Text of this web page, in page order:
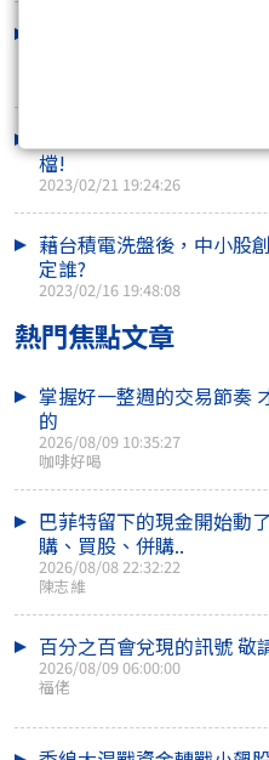
檔!
2023/02/21 19:24:26
藉台積電洗盤後，中小股
定誰?
2023/02/16 19:48:08
熱門焦點文章
掌握好一整週的交易節奏
的
2026/08/09 10:35:27
咖啡好喝
巴菲特留下的現金開始動
購、買股、併購..
2026/08/08 22:32:22
陳志維
百分之百會兌現的訊號 敬
2026/08/09 06:00:00
福佬